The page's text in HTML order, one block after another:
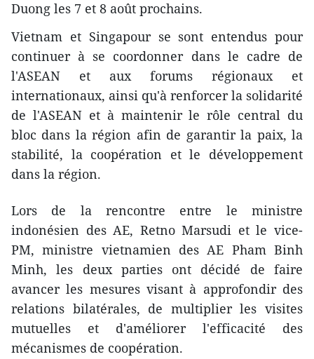
Duong les 7 et 8 août prochains.
Vietnam et Singapour ​se sont entendus ​pour
continuer à se coordonner dans le cadre de
l'ASEAN et aux forums régionaux et
internationaux, ainsi qu'à renforcer la solidarité
de l'ASEAN et à maintenir le rôle central du
bloc dans la région afin de garantir la paix, la
stabilité, la coopération et le développement
dans la région.
Lors de la rencontre entre le ministre
indonésien des AE, Retno Marsudi et le vice-
PM, ministre vietnamien des AE Pham Binh
Minh, les deux parties ont décidé de faire
avancer les mesures visant à ​approfondir des
relations bilatérales, d​e multiplier les visites
mutuelles et d'améliorer l'efficacité des
mécanismes de coopération.